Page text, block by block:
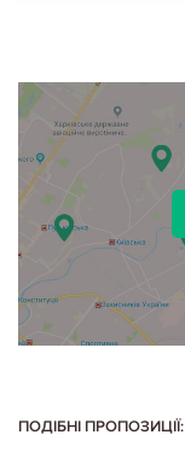
ПОДІБНІ ПРОПОЗИЦІЇ: